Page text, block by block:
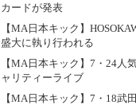
カードが発表
【MA日本キック】
盛大に執り行われる
【MA日本キック】7・24人
ャリティーライブ
【MA日本キック】7・18武